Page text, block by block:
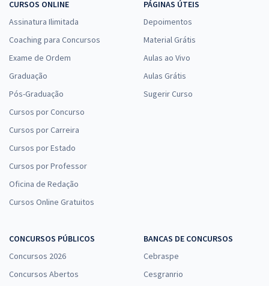
CURSOS ONLINE
Assinatura Ilimitada
Coaching para Concursos
Exame de Ordem
Graduação
Pós-Graduação
Cursos por Concurso
Cursos por Carreira
Cursos por Estado
Cursos por Professor
Oficina de Redação
Cursos Online Gratuitos
PÁGINAS ÚTEIS
Depoimentos
Material Grátis
Aulas ao Vivo
Aulas Grátis
Sugerir Curso
CONCURSOS PÚBLICOS
Concursos 2026
Concursos Abertos
BANCAS DE CONCURSOS
Cebraspe
Cesgranrio